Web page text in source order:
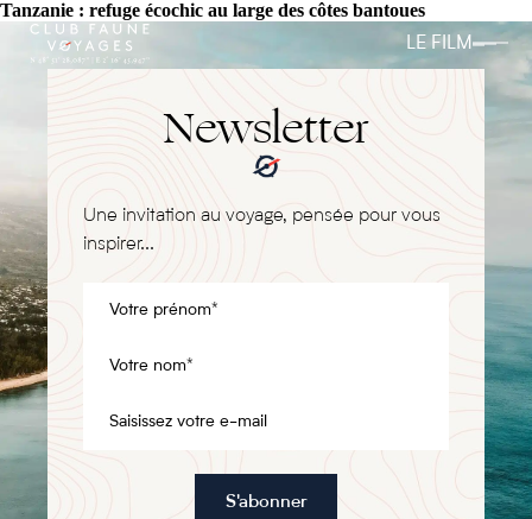
LE FILM
Tanzanie : refuge écochic au large des côtes bantoues
Newsletter
Une invitation au voyage, pensée pour vous
inspirer...
S'abonner